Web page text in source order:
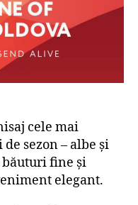
cele mai
sezon – albe și
băuturi fine și
elegant.